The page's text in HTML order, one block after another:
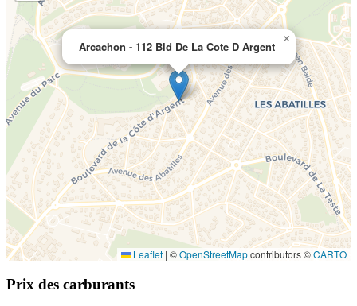
Arcachon - 112 Bld De La Cote D Argent
×
Leaflet | ©OpenStreetMapcontributors ©CARTO
Prix des carburants